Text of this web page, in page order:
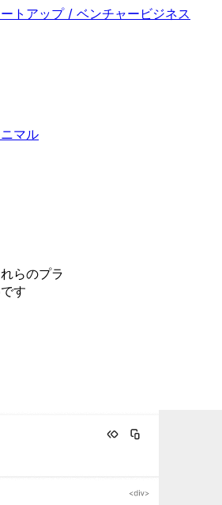
トアップ / ベンチャー ビジネス
ニマル
らのプラ
す